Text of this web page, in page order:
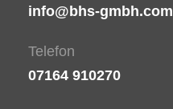
info@bhs-gmbh.com
Telefon
07164 910270